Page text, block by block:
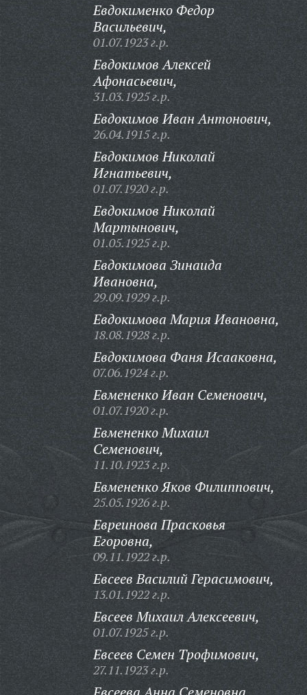
Евдокименко Федор
Васильевич,
01.07.1923 г.р.
Евдокимов Алексей
Афонасьевич,
31.03.1925 г.р.
Евдокимов Иван Антонович,
26.04.1915 г.р.
Евдокимов Николай
Игнатьевич,
01.07.1920 г.р.
Евдокимов Николай
Мартынович,
01.05.1925 г.р.
Евдокимова Зинаида
Ивановна,
29.09.1929 г.р.
Евдокимова Мария Ивановна,
18.08.1928 г.р.
Евдокимова Фаня Исааковна,
07.06.1924 г.р.
Евмененко Иван Семенович,
01.07.1920 г.р.
Евмененко Михаил
Семенович,
11.10.1923 г.р.
Евмененко Яков Филиппович,
25.05.1926 г.р.
Евреинова Прасковья
Егоровна,
09.11.1922 г.р.
Евсеев Василий Герасимович,
13.01.1922 г.р.
Евсеев Михаил Алексеевич,
01.07.1925 г.р.
Евсеев Семен Трофимович,
27.11.1923 г.р.